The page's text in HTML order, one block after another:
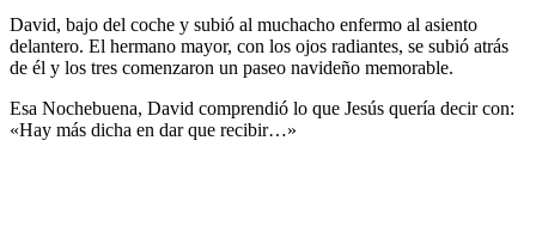
David, bajo del coche y subió al muchacho enfermo al asiento
delantero. El hermano mayor, con los ojos radiantes, se subió atrás
de él y los tres comenzaron un paseo navideño memorable.
Esa Nochebuena, David comprendió lo que Jesús quería decir con:
«Hay más dicha en dar que recibir…»